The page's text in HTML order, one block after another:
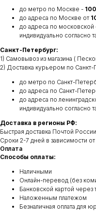
до метро по Москве -
до адреса по Москве от
до адреса по московской
индивидуально согласно
Санкт-Петербург:
1) Самовывоз из магазина (
2) Доставка курьером по Санкт-
до метро по Санкт-
до адреса по Санкт-
до адреса по
индивидуально согласно
Доставка в регионы РФ:
Быстрая доставка Почтой
Сроки 2-7 дней в зависимости от
Оплата
Способы оплаты:
Наличными
Онлайн-перевод (без
Банковской картой через
Наложенным платежом
Безналичная оплата для